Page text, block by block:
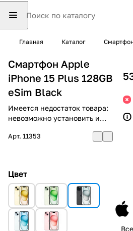
Главная Каталог
Смартфон Apple
iPhone 15 Plus 128GB
eSim Black
Имеется недостаток товара:
невозможно установить и
Арт. 11353
Цвет